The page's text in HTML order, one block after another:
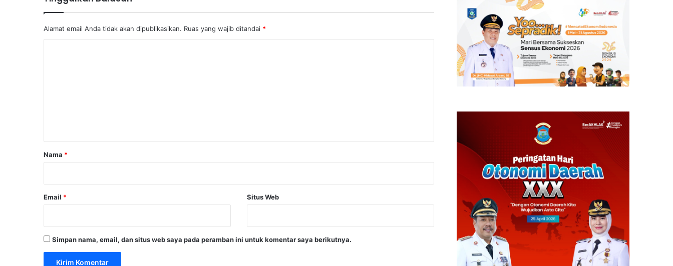
Alamat email Anda tidak akan dipublikasikan. Ruas yang wajib ditandai *
rNama *
Email * Situs Web
Simpan nama, email, dan situs web saya pada peramban ini untuk komentar saya berikutnya.